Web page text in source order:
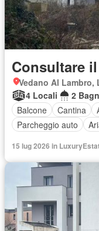
Consultare
Vedano Al Lambro,
4 Locali
2
Balcone
Cantina
Parcheggio auto
15 lug 2026 in